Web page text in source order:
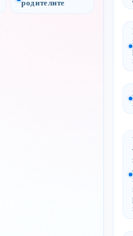
родителите